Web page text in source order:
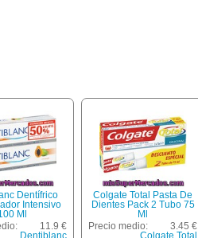
Dentífrico
Intensivo
Ml
11.9 €
Dentiblanc
Colgate Total Pasta De
Dientes Pack 2 Tubo 75
Ml
Precio medio:
3.45 €
Colgate Total